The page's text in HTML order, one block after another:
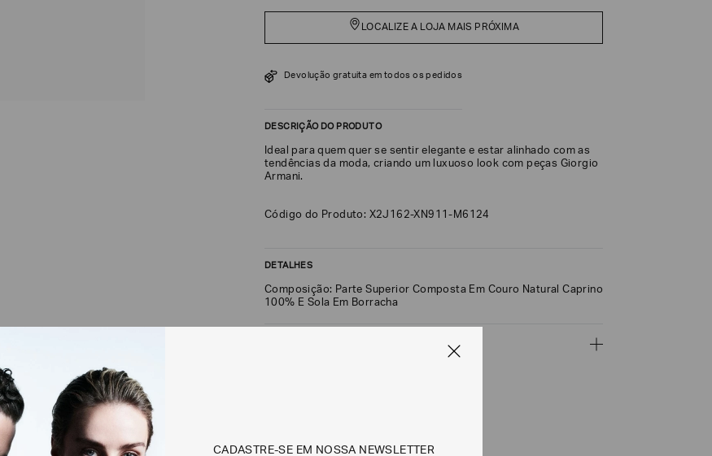
LOCALIZE A LOJA MAIS PRÓXIMA
Devolução gratuita em todos os pedidos
DESCRIÇÃO DO PRODUTO
Ideal para quem quer se sentir elegante e estar alinhado com as
tendências da moda, criando um luxuoso look com peças Giorgio
Armani.
Código do Produto: X2J162-XN911-M6124
DETALHES
Composição: Parte Superior Composta Em Couro Natural Caprino
100% E Sola Em Borracha
CADASTRE-SE EM NOSSA NEWSLETTER